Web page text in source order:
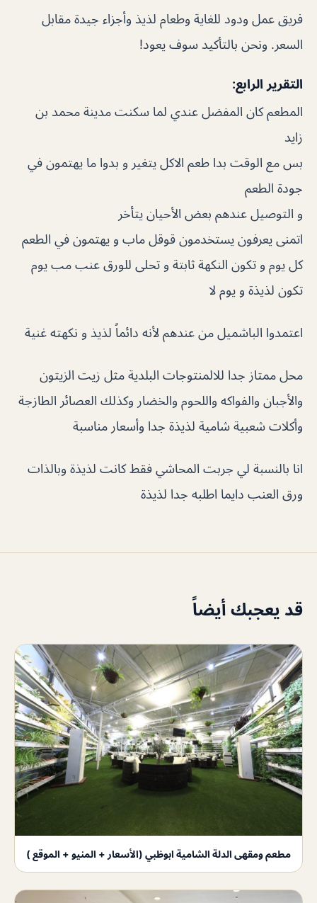
فريق عمل ودود للغاية وطعام لذيذ وأجزاء جيدة مقابل
السعر. ونحن بالتأكيد سوف يعود!
التقرير الرابع:
المطعم كان المفضل عندي لما سكنت مدينة محمد بن
زايد
بس مع الوقت بدا طعم الاكل يتغير و بدوا ما يهتمون في
جودة الطعم
و التوصيل عندهم بعض الأحيان يتأخر
اتمنى يعرفون يستخدمون قوقل ماب و يهتمون في الطعم
كل يوم و تكون النكهة ثابتة و تحلى للورق عنب مب يوم
تكون لذيذة و يوم لا
اعتمدوا الباشميل من عندهم لأنه دائماً لذيذ و نكهته غنية
محل ممتاز جدا للالمنتوجات البلدية مثل زيت الزيتون
والأجبان والفواكه واللحوم والخضار وكذلك العصائر الطازجة
‏وأكلات شعبية شامية لذيذة جدا وأسعار مناسبة
انا بالنسبة لي جربت المحاشي فقط كانت لذيذة وبالذات
ورق العنب دايما اطلبه جدا لذيذة
قد يعجبك أيضاً
مطعم ومقهى الدلة الشامية ابوظبي (الأسعار + المنيو + الموقع )